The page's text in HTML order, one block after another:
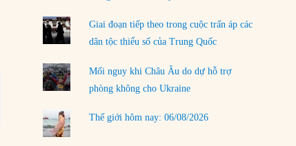
Làm thế nào để kết thúc Chiến tranh Iran?
01/08/2026
Chiến lược kế tiếp của Bắc Kinh ở Biển Đông
31/07/2026
Trật tự thế giới mới: Các nước nhỏ sẽ luôn
phải chịu đựng?
30/07/2026
Giai đoạn tiếp theo trong cuộc trấn áp các
dân tộc thiểu số của Trung Quốc
Mối nguy khi Châu Âu do dự hỗ trợ
phòng không cho Ukraine
Thế giới hôm nay: 06/08/2026